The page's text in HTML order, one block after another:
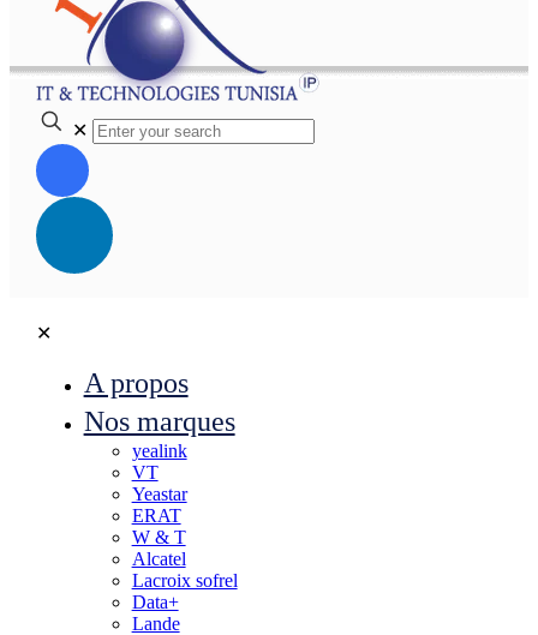
✕
✕
A propos
Nos marques
yealink
VT
Yeastar
ERAT
W & T
Alcatel
Lacroix sofrel
Data+
Lande